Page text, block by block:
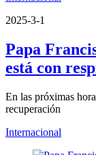
2025-3-1
Papa
está con
En las próximas
recuperación
Internacional